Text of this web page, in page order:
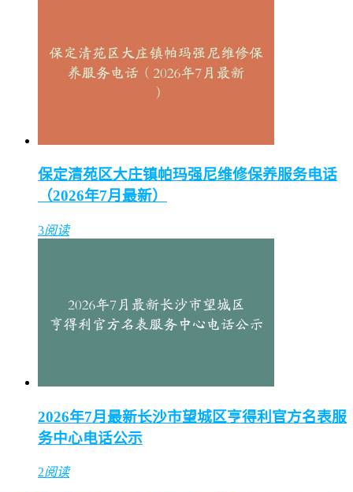
保定清苑区大庄镇帕玛强尼维修保养服务电话
（2026年7月最新）
3阅读
2026年7月最新长沙市望城区亨得利官方名表服
务中心电话公示
2阅读